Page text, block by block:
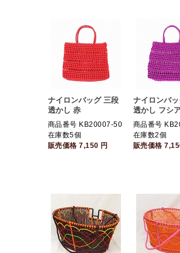
ナイロンバッグ 三段
透かし 赤
商品番号 KB20007-50
在庫数5個
販売価格7,150 円
ナイロンバ
透かし フシ
商品番号
在庫数2個
販売価格